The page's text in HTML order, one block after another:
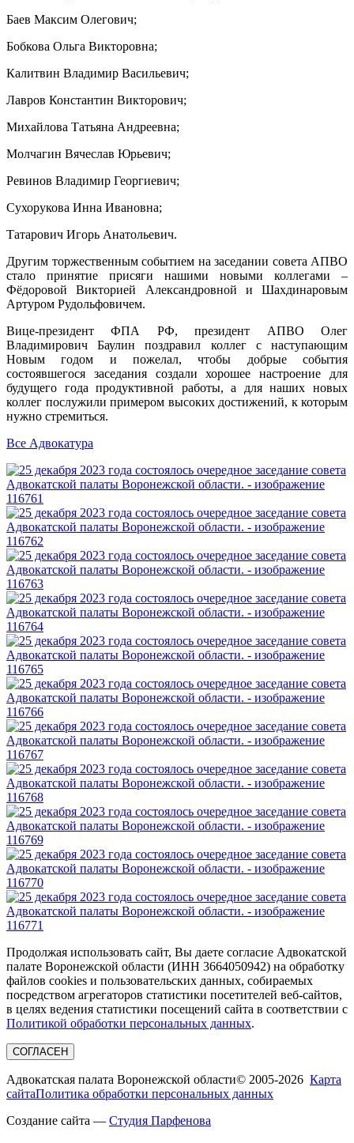
Баев Максим Олегович;
Бобкова Ольга Викторовна;
Калитвин Владимир Васильевич;
Лавров Константин Викторович;
Михайлова Татьяна Андреевна;
Молчагин Вячеслав Юрьевич;
Ревинов Владимир Георгиевич;
Сухорукова Инна Ивановна;
Татарович Игорь Анатольевич.
Другим торжественным событием на заседании совета АПВО
стало принятие присяги нашими новыми коллегами –
Фёдоровой Викторией Александровной и Шахдинаровым
Артуром Рудольфовичем.
Вице-президент ФПА РФ, президент АПВО Олег
Владимирович Баулин поздравил коллег с наступающим
Новым годом и пожелал, чтобы добрые события
состоявшегося заседания создали хорошее настроение для
будущего года продуктивной работы, а для наших новых
коллег послужили примером высоких достижений, к которым
нужно стремиться.
Все Адвокатура
Продолжая использовать сайт, Вы даете согласие Адвокатской
палате Воронежской области (ИНН 3664050942) на обработку
файлов cookies и пользовательских данных, собираемых
посредством агрегаторов статистики посетителей веб-сайтов,
в целях ведения статистики посещений сайта в соответствии с
Политикой обработки персональных данных.
СОГЛАСЕН
Адвокатская палата Воронежской области© 2005-2026 Карта
сайтаПолитика обработки персональных данных
Создание сайта — Студия Парфенова